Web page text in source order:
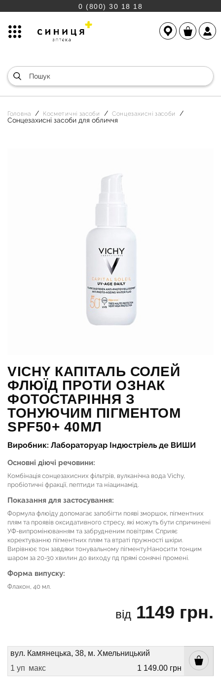
0 (800) 30 18 18
Головна Косметичні засоби Сонцезахисні засоби
Сонцезахисні засоби для обличчя
VICHY КАПІТАЛЬ СОЛЕЙ
ФЛЮЇД ПРОТИ ОЗНАК
ФОТОСТАРІННЯ З
ТОНУЮЧИМ ПІГМЕНТОМ
SPF50+ 40МЛ
Виробник: Лабораторуар Індюстріель де ВИШИ
Основні діючі речовини:
Комбінація сонцезахисних фільтрів, вулканічна вода Vichy,
пробіотичні фракції, пептиди та ніацинамід.
Показання для застосування:
Формула флюїду допомагає запобігти появі зморшок, пігментних
плям та проявів оксидативного стресу, які можуть бути спричинені
УФ-випромінюванням та забрудненим повітрям. Сприяє
коректуванню пігментних плям та втраті пружності шкіри.
Вирівнює тон завдяки тонувальному пігменту.Наносити тонцим
шаром за 20-30 хвилин до виходу пд прямі сонячні промені.
Форма випуску:
Флакон, 40 мл.
від 1149 грн.
вул. Камянецька, 38, м. Хмельницький
1 уп макс 1 149.00 грн